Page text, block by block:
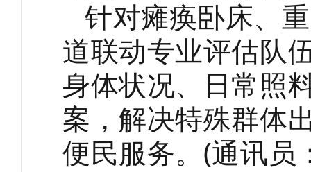
针对瘫痪卧床、
道联动专业评估队
身体状况、日常照
案，解决特殊群体
便民服务。(通讯员